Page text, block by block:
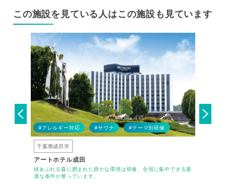
この施設を見ている人はこの施設も見ています
#アレルギー対応 #サウナ #テーマ別研修
千葉県成田市
アートホテル成田
緑あふれる森に囲まれた静かな環境は研修、合宿に集中できる最
適な条件が整っています。
#アレル